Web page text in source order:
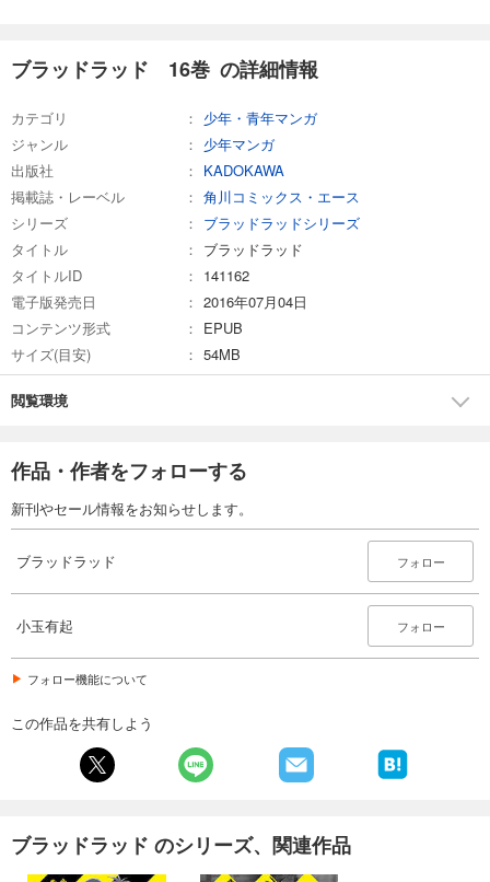
ブラッドラッド 16巻 の詳細情報
カテゴリ
少年・青年マンガ
ジャンル
少年マンガ
出版社
KADOKAWA
掲載誌・レーベル
角川コミックス・エース
シリーズ
ブラッドラッドシリーズ
タイトル
ブラッドラッド
タイトルID
141162
電子版発売日
2016年07月04日
コンテンツ形式
EPUB
サイズ(目安)
54MB
閲覧環境
作品・作者をフォローする
新刊やセール情報をお知らせします。
ブラッドラッド フォロー
小玉有起 フォロー
フォロー機能について
この作品を共有しよう
ブラッドラッド のシリーズ、関連作品